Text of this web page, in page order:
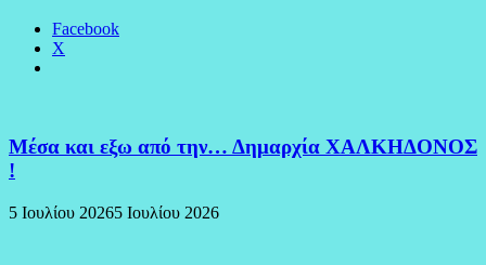
Facebook
X
Μέσα και εξω από την… Δημαρχία ΧΑΛΚΗΔΟΝΟΣ
!
5 Ιουλίου 20265 Ιουλίου 2026